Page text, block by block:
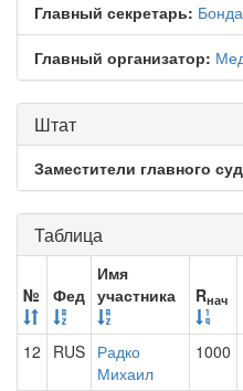
Главный секретарь:
Главный организатор:
Штат
Заместители главного
Таблица
№ Фед
Имя
участника
Rнач
12
RUS Радко
Михаил
1000